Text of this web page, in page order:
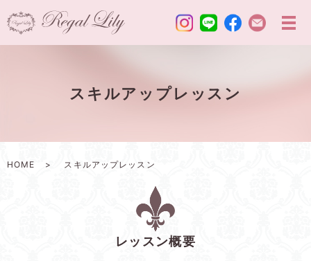
スキルアップレッスン
HOME スキルアップレッスン
レッスン概要